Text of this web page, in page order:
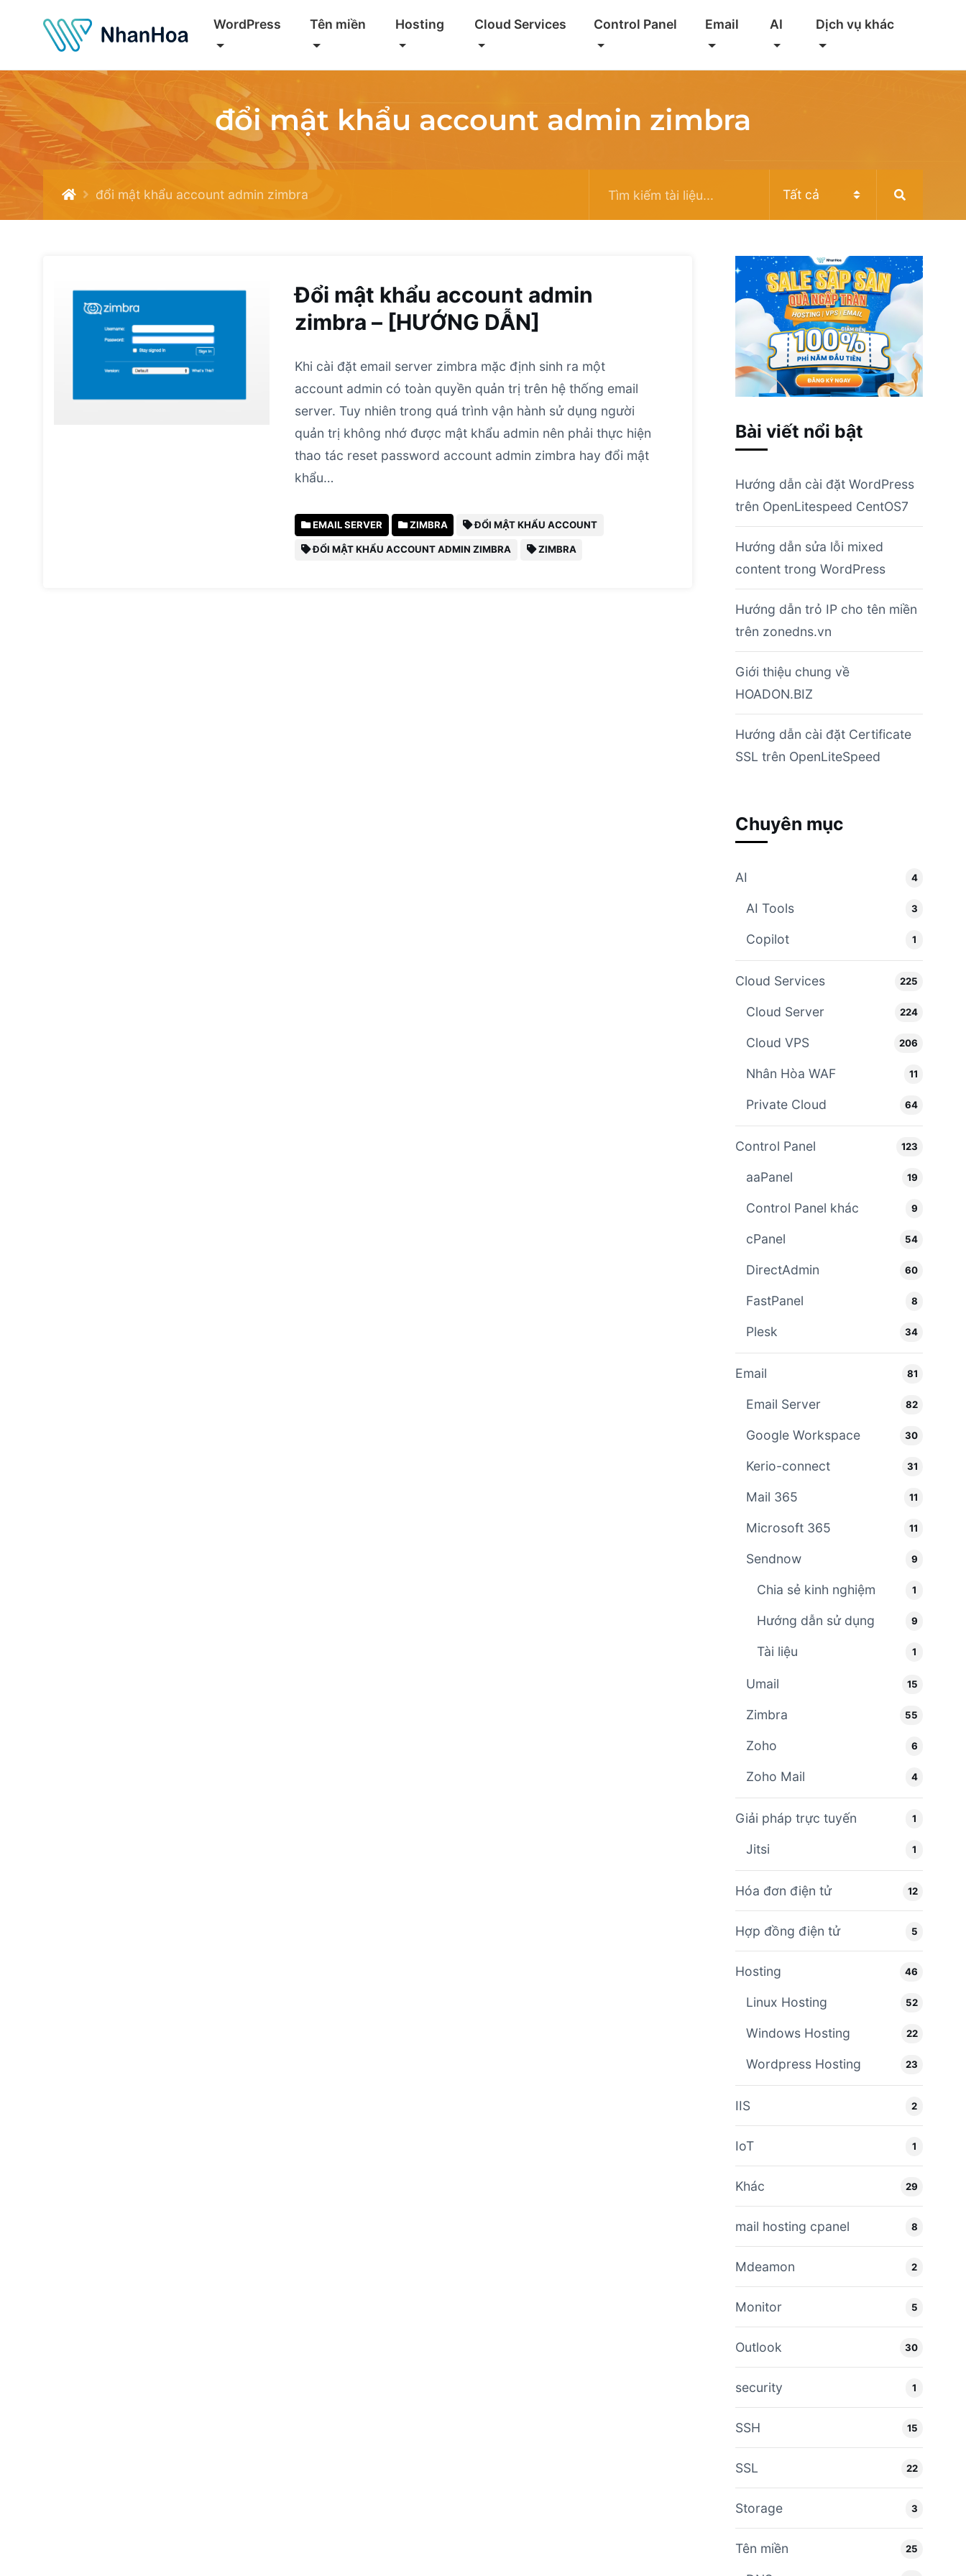
WordPress Tên miền Hosting Cloud Services Control Panel Email AI Dịch vụ khác
đổi mật khẩu account admin zimbra
đổi mật khẩu account admin zimbra
Đổi mật khẩu account admin
zimbra – [HƯỚNG DẪN]
Khi cài đặt email server zimbra mặc định sinh ra một
account admin có toàn quyền quản trị trên hệ thống email
server. Tuy nhiên trong quá trình vận hành sử dụng người
quản trị không nhớ được mật khẩu admin nên phải thực hiện
thao tác reset password account admin zimbra hay đổi mật
khẩu…
EMAIL SERVER ZIMBRA ĐỔI MẬT KHẨU ACCOUNT
ĐỔI MẬT KHẨU ACCOUNT ADMIN ZIMBRA ZIMBRA
Bài viết nổi bật
Hướng dẫn cài đặt WordPress
trên OpenLitespeed CentOS7
Hướng dẫn sửa lỗi mixed
content trong WordPress
Hướng dẫn trỏ IP cho tên miền
trên zonedns.vn
Giới thiệu chung về
HOADON.BIZ
Hướng dẫn cài đặt Certificate
SSL trên OpenLiteSpeed
Chuyên mục
AI 4
AI Tools 3
Copilot 1
Cloud Services 225
Cloud Server 224
Cloud VPS 206
Nhân Hòa WAF 11
Private Cloud 64
Control Panel 123
aaPanel 19
Control Panel khác 9
cPanel 54
DirectAdmin 60
FastPanel 8
Plesk 34
Email 81
Email Server 82
Google Workspace 30
Kerio-connect 31
Mail 365 11
Microsoft 365 11
Sendnow 9
Chia sẻ kinh nghiệm 1
Hướng dẫn sử dụng 9
Tài liệu 1
Umail 15
Zimbra 55
Zoho 6
Zoho Mail 4
Giải pháp trực tuyến 1
Jitsi 1
Hóa đơn điện tử 12
Hợp đồng điện tử 5
Hosting 46
Linux Hosting 52
Windows Hosting 22
Wordpress Hosting 23
IIS 2
IoT 1
Khác 29
mail hosting cpanel 8
Mdeamon 2
Monitor 5
Outlook 30
security 1
SSH 15
SSL 22
Storage 3
Tên miền 25